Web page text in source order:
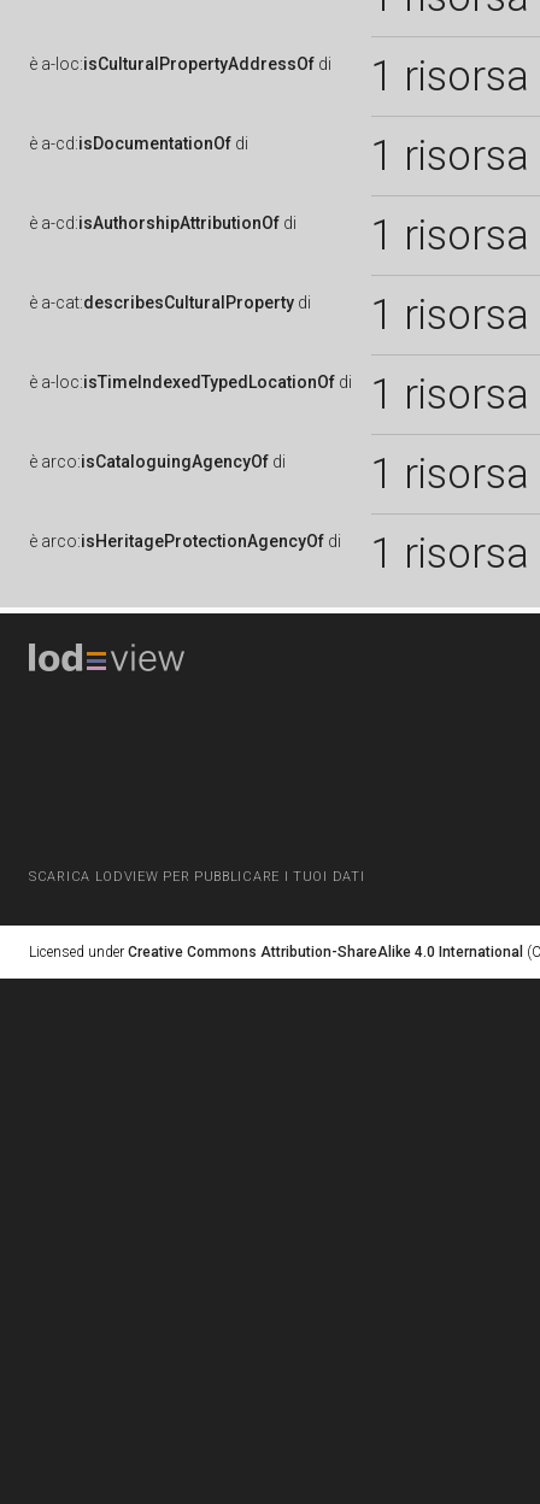
è a-loc:isCulturalPropertyAddressOf di 1 risorsa
è a-cd:isDocumentationOf di 1 risorsa
è a-cd:isAuthorshipAttributionOf di 1 risorsa
è a-cat:describesCulturalProperty di 1 risorsa
è a-loc:isTimeIndexedTypedLocationOf di 1 risorsa
è arco:isCataloguingAgencyOf di 1 risorsa
è arco:isHeritageProtectionAgencyOf di 1 risorsa
SCARICA LODVIEW PER PUBBLICARE I TUOI DATI
Licensed under Creative Commons Attribution-ShareAlike 4.0 International